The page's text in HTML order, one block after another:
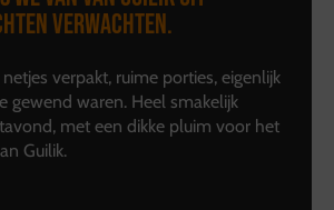
verwachten.
verpakt, ruime porties, eigenlijk
gewend waren. Heel smakelijk
met een dikke pluim voor het
Guilik.